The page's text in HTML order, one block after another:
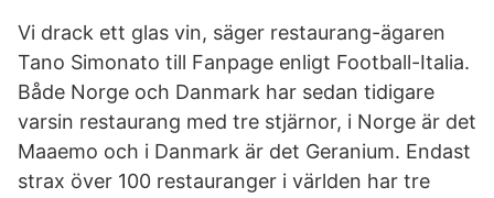
Vi drack ett glas vin, säger restaurang-ägaren
Tano Simonato till Fanpage enligt Football-Italia.
Både Norge och Danmark har sedan tidigare
varsin restaurang med tre stjärnor, i Norge är det
Maaemo och i Danmark är det Geranium. Endast
strax över 100 restauranger i världen har tre